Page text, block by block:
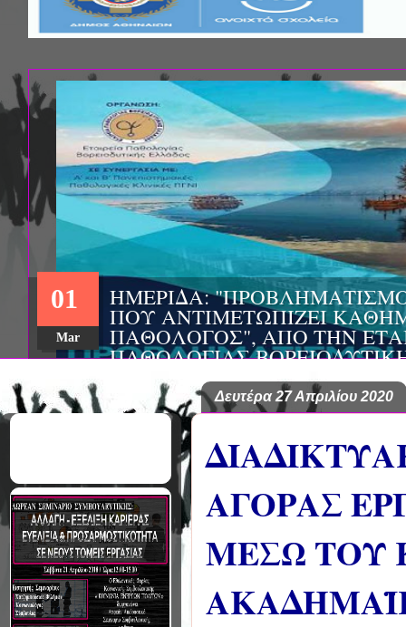
ΗΜΕΡΙΔΑ:
ΠΟΥ ΑΝΤΙΜΕΤΩΠΙΖΕΙ
ΠΑΘΟΛΟΓΟΣ", ΑΠΟ ΤΗΝ
ΠΑΘΟΛΟΓΙΑΣ
ΤΙΣ Α' & Β'
ΚΛΙΝΙΚΕΣ ΠΓΝΙ
01
Mar
Δευτέρα 27 Απριλίου 2020
ΑΓΟΡΑΣ
ΜΕΣΩ ΤΟΥ